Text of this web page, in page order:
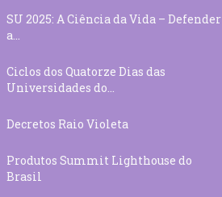
SU 2025: A Ciência da Vida – Defender
a...
Ciclos dos Quatorze Dias das
Universidades do...
Decretos Raio Violeta
Produtos Summit Lighthouse do
Brasil